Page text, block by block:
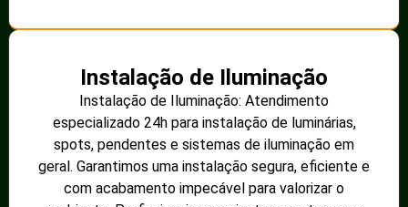
Instalação de Iluminação
Instalação de Iluminação: Atendimento
especializado 24h para instalação de luminárias,
spots, pendentes e sistemas de iluminação em
geral. Garantimos uma instalação segura, eficiente e
com acabamento impecável para valorizar o